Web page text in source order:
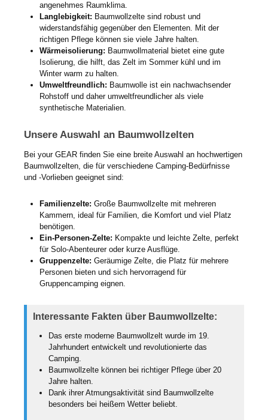
angenehmes Raumklima.
Langlebigkeit: Baumwollzelte sind robust und
widerstandsfähig gegenüber den Elementen. Mit der
richtigen Pflege können sie viele Jahre halten.
Wärmeisolierung: Baumwollmaterial bietet eine gute
Isolierung, die hilft, das Zelt im Sommer kühl und im
Winter warm zu halten.
Umweltfreundlich: Baumwolle ist ein nachwachsender
Rohstoff und daher umweltfreundlicher als viele
synthetische Materialien.
Unsere Auswahl an Baumwollzelten
Bei your GEAR finden Sie eine breite Auswahl an hochwertigen
Baumwollzelten, die für verschiedene Camping-Bedürfnisse
und -Vorlieben geeignet sind:
Familienzelte: Große Baumwollzelte mit mehreren
Kammern, ideal für Familien, die Komfort und viel Platz
benötigen.
Ein-Personen-Zelte: Kompakte und leichte Zelte, perfekt
für Solo-Abenteurer oder kurze Ausflüge.
Gruppenzelte: Geräumige Zelte, die Platz für mehrere
Personen bieten und sich hervorragend für
Gruppencamping eignen.
Interessante Fakten über Baumwollzelte:
Das erste moderne Baumwollzelt wurde im 19.
Jahrhundert entwickelt und revolutionierte das
Camping.
Baumwollzelte können bei richtiger Pflege über 20
Jahre halten.
Dank ihrer Atmungsaktivität sind Baumwollzelte
besonders bei heißem Wetter beliebt.